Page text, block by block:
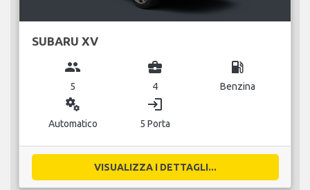
SUBARU XV
group
5
business_center
4
local_gas_station
Benzina
miscellaneous_services
Automatico
login
5 Porta
VISUALIZZA I DETTAGLI...